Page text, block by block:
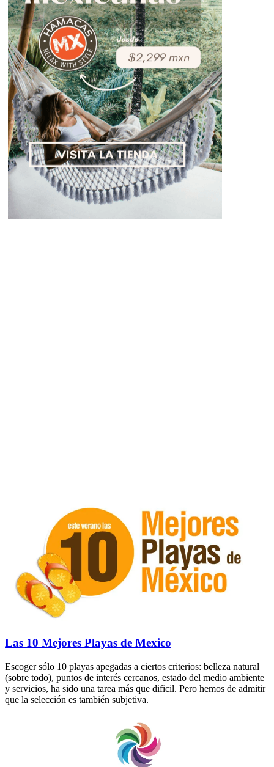
Las 10 Mejores Playas de Mexico
Escoger sólo 10 playas apegadas a ciertos criterios: belleza natural
(sobre todo), puntos de interés cercanos, estado del medio ambiente
y servicios, ha sido una tarea más que dificil. Pero hemos de admitir
que la selección es también subjetiva.